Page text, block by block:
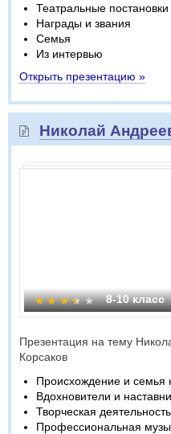
Театральные постановки
Награды и звания
Семья
Из интервью
Открыть презентацию »
Николай
8-10 класс
Презентация на тему
Корсаков
Происхождение и семья
Вдохновители и
Творческая
Профессиональная